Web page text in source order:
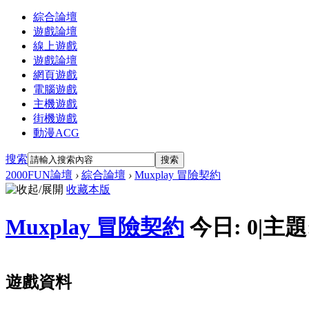
綜合論壇
遊戲論壇
線上遊戲
遊戲論壇
網頁遊戲
電腦遊戲
主機遊戲
街機遊戲
動漫ACG
搜索 搜索
2000FUN論壇 › 綜合論壇 › Muxplay 冒險契約
收藏本版
Muxplay 冒險契約 今日: 0|主
遊戲資料